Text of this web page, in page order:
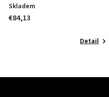
Skladem
€84,13
Detail